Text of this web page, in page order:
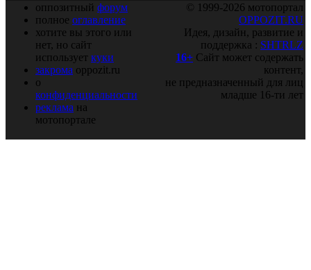
оппозитный форум
полное оглавление
хотите вы этого или
нет, но сайт
использует куки
закрома oppozit.ru
о
конфиденциальности
реклама на
мотопортале
© 1999-2026 мотопортал
OPPOZIT.RU
Идея, дизайн, развитие и
поддержка : SHTRLZ
16+ Сайт может содержать
контент,
не предназначенный для лиц
младше 16-ти лет